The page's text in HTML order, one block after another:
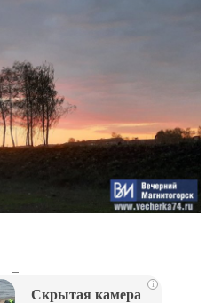
i
Скрытая камера